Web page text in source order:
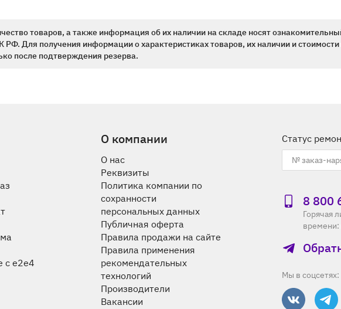
товаров, а также информация об их наличии на складе носят
Для получения информации о характеристиках товаров, их наличии и
после подтверждения резерва.
с e2e4
О компании
О нас
Реквизиты
Политика компании по
сохранности
персональных данных
Публичная оферта
Правила продажи на сайте
Правила применения
рекомендательных
технологий
Производители
Вакансии
Статус
8 800
Горячая
времени:
Мы в соцсетях: